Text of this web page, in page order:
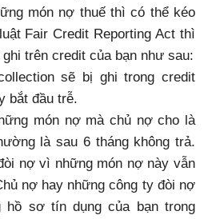
món nợ thuế thì có thể kéo
Fair Credit Reporting Act thì
trên credit của bạn như sau:
sẽ bị ghi trong credit
bắt đầu trễ.
món nợ mà chủ nợ cho là
là sau 6 tháng không trả.
nợ vì những món nợ này vẫn
nợ hay những công ty đòi nợ
hồ sơ tín dụng của bạn trong